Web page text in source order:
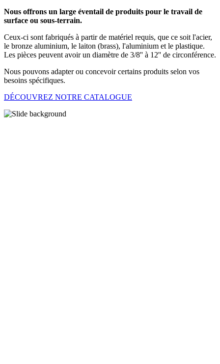
Nous offrons un large éventail de produits pour le travail de
surface ou sous-terrain.
Ceux-ci sont fabriqués à partir de matériel requis, que ce soit l'acier,
le bronze aluminium, le laiton (brass), l'aluminium et le plastique.
Les pièces peuvent avoir un diamètre de 3/8'' à 12'' de circonférence.
Nous pouvons adapter ou concevoir certains produits selon vos
besoins spécifiques.
DÉCOUVREZ NOTRE CATALOGUE